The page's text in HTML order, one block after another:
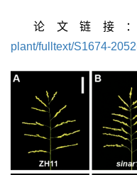
论文链接
plant/fulltext/S1674-